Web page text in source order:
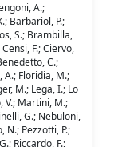
A.;
Barbariol, P.;
S.; Brambilla,
F.; Ciervo,
C.;
A.; Floridia, M.;
M.; Lega, I.; Lo
V.; Martini, M.;
G.; Nebuloni,
N.; Pezzotti, P.;
Riccardo, F.;